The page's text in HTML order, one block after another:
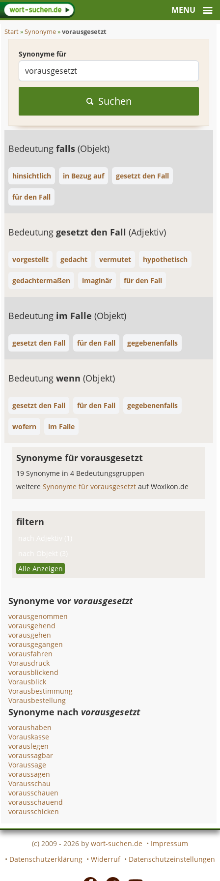
Start»Synonyme»vorausgesetzt
Synonyme für
Suchen
Bedeutungfalls(Objekt)
hinsichtlich in Bezug auf gesetzt den Fall
für den Fall
Bedeutunggesetzt den Fall(Adjektiv)
vorgestellt gedacht vermutet hypothetisch
gedachtermaßen imaginär für den Fall
Bedeutung im Falle(Objekt)
gesetzt den Fall für den Fall gegebenenfalls
Bedeutungwenn(Objekt)
gesetzt den Fall für den Fall gegebenenfalls
wofern im Falle
Synonyme für vorausgesetzt
19 Synonyme in 4 Bedeutungsgruppen
weitereSynonyme für vorausgesetztauf Woxikon.de
filtern
nach Adjektiv (1)
nach Objekt (3)
Alle Anzeigen
Synonyme vor vorausgesetzt
vorausgenommen
vorausgehend
vorausgehen
vorausgegangen
vorausfahren
Vorausdruck
vorausblickend
Vorausblick
Vorausbestimmung
Vorausbestellung
Synonyme nach vorausgesetzt
voraushaben
Vorauskasse
vorauslegen
voraussagbar
Voraussage
voraussagen
Vorausschau
vorausschauen
vorausschauend
vorausschicken
(c) 2009 - 2026 by wort-suchen.de • Impressum
• Datenschutzerklärung • Widerruf • Datenschutzeinstellungen